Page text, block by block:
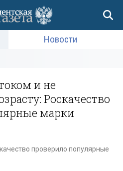
Новости
и не
Роскачество
марки
проверило популярные